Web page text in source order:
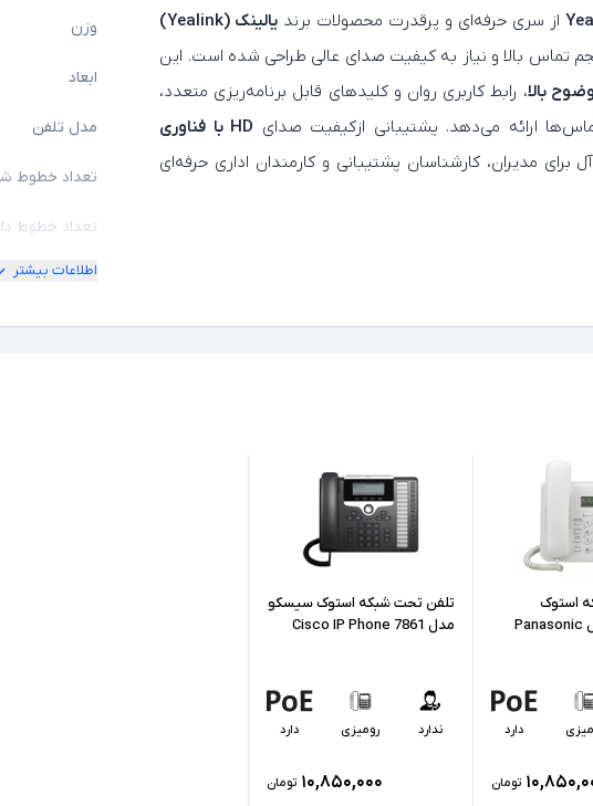
از سری حرفه‌ای و پرقدرت محصولات برند یالینک (Yealink)
تماس بالا و نیاز به کیفیت صدای عالی طراحی شده است. این
، رابط کاربری روان و کلیدهای قابل برنامه‌ریزی متعدد،
ارائه می‌دهد. پشتیبانی ازکیفیت صدای
HD با فناوری
برای مدیران، کارشناسان پشتیبانی و کارمندان اداری حرفه‌ای
وزن
ابعاد
مدل تلفن
تعداد خطوط
تعداد خطوط
قابلیت ارتقا
منشی تلفنی
اطلاعات بیشتر
استوک
پاناسونیک مدل Panasonic
دارد
تومان
تلفن تحت شبکه استوک سیسکو
مدل Cisco IP Phone 7861
ندارد رومیزی دارد
۱۰,۸۵۰,۰۰۰ تومان